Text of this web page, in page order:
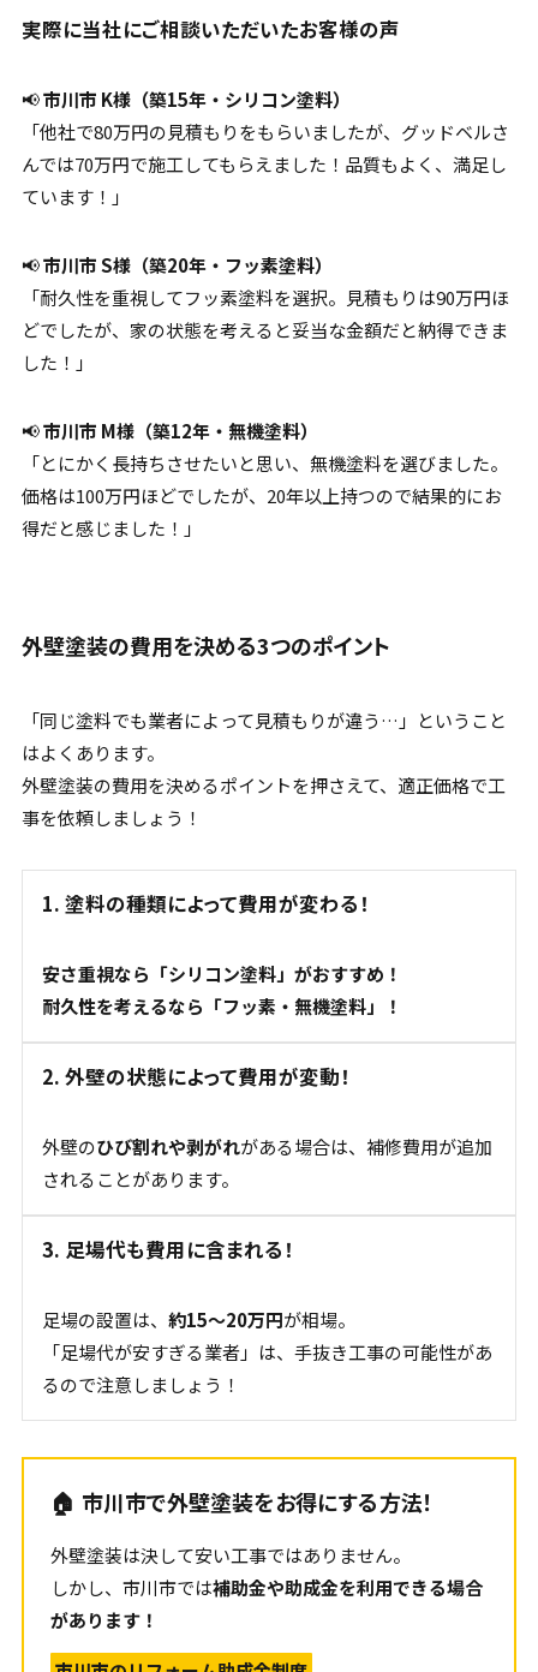
実際に当社にご相談いただいたお客様の声
📢市川市 K様（築15年・シリコン塗料）
「他社で80万円の見積もりをもらいましたが、グッドベルさ
んでは70万円で施工してもらえました！品質もよく、満足し
ています！」
📢市川市 S様（築20年・フッ素塗料）
「耐久性を重視してフッ素塗料を選択。見積もりは90万円ほ
どでしたが、家の状態を考えると妥当な金額だと納得できま
した！」
📢市川市 M様（築12年・無機塗料）
「とにかく長持ちさせたいと思い、無機塗料を選びました。
価格は100万円ほどでしたが、20年以上持つので結果的にお
得だと感じました！」
外壁塗装の費用を決める3つのポイント
「同じ塗料でも業者によって見積もりが違う…」ということ
はよくあります。
外壁塗装の費用を決めるポイントを押さえて、適正価格で工
事を依頼しましょう！
1. 塗料の種類によって費用が変わる！
安さ重視なら「シリコン塗料」がおすすめ！
耐久性を考えるなら「フッ素・無機塗料」！
2. 外壁の状態によって費用が変動！
外壁のひび割れや剥がれがある場合は、補修費用が追加
されることがあります。
3. 足場代も費用に含まれる！
足場の設置は、約15〜20万円が相場。
「足場代が安すぎる業者」は、手抜き工事の可能性があ
るので注意しましょう！
🏠 市川市で外壁塗装をお得にする方法！
外壁塗装は決して安い工事ではありません。
しかし、市川市では補助金や助成金を利用できる場合
があります！